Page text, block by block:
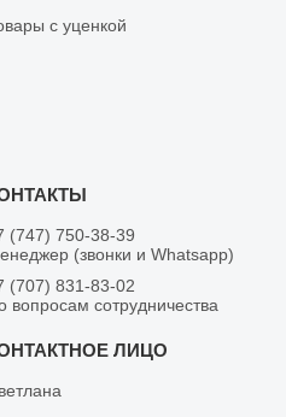
с уценкой
(747) 750-38-39
(звонки и Whatsapp)
(707) 831-83-02
вопросам сотрудничества